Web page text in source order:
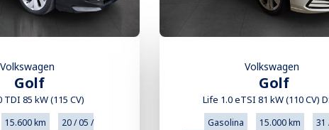
Volkswagen
Golf
TDI 85 kW (115 CV)
15.600 km
20 / 05 /
Volkswagen
Golf
Life 1.0 eTSI 81 kW (110 CV)
Gasolina 15.000 km
31